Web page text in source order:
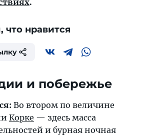
.
что нравится
и побережье
Во втором по величине
Корке — здесь масса
и бурная ночная